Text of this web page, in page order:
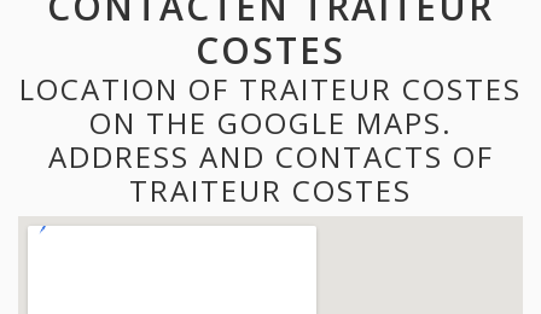
COSTES
LOCATION OF TRAITEUR COSTES
ON THE GOOGLE MAPS.
ADDRESS AND CONTACTS OF
TRAITEUR COSTES